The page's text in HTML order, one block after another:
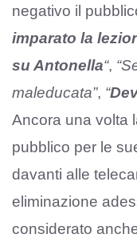
negativo il
imparato la
su Antonella“,
maleducata”, “
Ancora una volta
pubblico per le
davanti alle
eliminazione
considerato